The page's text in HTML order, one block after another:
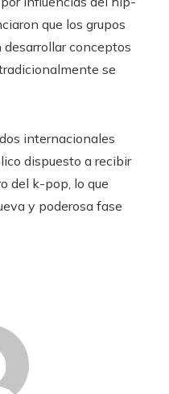
que los grupos
conceptos
se
internacionales
dispuesto a recibir
del k-pop, lo que
y poderosa fase